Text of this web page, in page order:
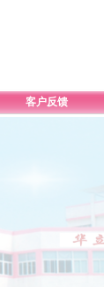
客户反馈